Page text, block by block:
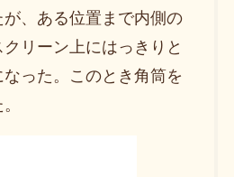
、ある位置まで内側の
リーン上にはっきりと
った。このとき角筒を